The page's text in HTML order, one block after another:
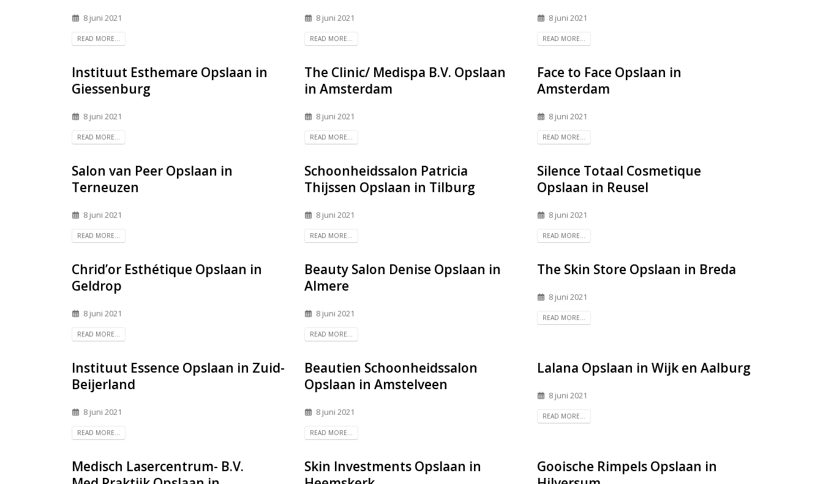
8 juni 2021
READ MORE...
8 juni 2021
READ MORE...
8 juni 2021
READ MORE...
Instituut Esthemare Opslaan in
Giessenburg
8 juni 2021
READ MORE...
The Clinic/ Medispa B.V. Opslaan
in Amsterdam
8 juni 2021
READ MORE...
Face to Face Opslaan in
Amsterdam
8 juni 2021
READ MORE...
Salon van Peer Opslaan in
Terneuzen
8 juni 2021
READ MORE...
Schoonheidssalon Patricia
Thijssen Opslaan in Tilburg
8 juni 2021
READ MORE...
Silence Totaal Cosmetique
Opslaan in Reusel
8 juni 2021
READ MORE...
Chrid’or Esthétique Opslaan in
Geldrop
8 juni 2021
READ MORE...
Beauty Salon Denise Opslaan in
Almere
8 juni 2021
READ MORE...
The Skin Store Opslaan in Breda
8 juni 2021
READ MORE...
Instituut Essence Opslaan in Zuid-
Beijerland
8 juni 2021
READ MORE...
Beautien Schoonheidssalon
Opslaan in Amstelveen
8 juni 2021
READ MORE...
Lalana Opslaan in Wijk en Aalburg
8 juni 2021
READ MORE...
Medisch Lasercentrum- B.V.
Skin Investments Opslaan in
Gooische Rimpels Opslaan in